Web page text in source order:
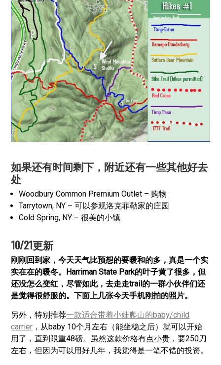
如果还有时间剩下，附近还有一些其他好去
处
Woodbury Common Premium Outlet – 购物
Tarrytown, NY – 可以参观洛克菲勒家的庄园
Cold Spring, NY – 很美的小镇
10/21更新
刚刚回到家，今天天气比预想的要暖和的多，真是一个实
实在在的暖冬。Harriman State Park的叶子黄了很多，但
还没怎么变红，尽管如此，去走走trail的一群小伙伴们还
是觉得很舒服的。下面上几张今天手机刚拍的照片。
另外，特别推荐一款适合带着小娃爬山的baby/child
carrier ，从baby 10个月左右（能坐稳之后）就可以开始
用了，直到限重48磅。虽然这款价格有点小贵，要250刀
左右，但因为可以用好几年，我觉得是一笔不错的投资。